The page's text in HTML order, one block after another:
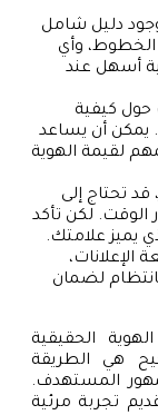
دليل شامل
الخطوط، وأي
أسهل عند
حول كيفية
يمكن أن يساعد
لقيمة الهوية
قد تحتاج إلى
الوقت. لكن تأكد
يميز علامتك.
الإعلانات،
لضمان
الحقيقية
هي الطريقة
المستهدف.
تجربة مرئية